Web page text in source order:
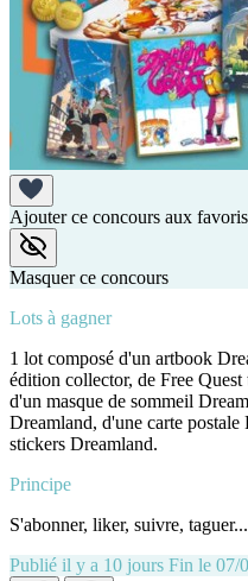
Ajouter ce concours aux favoris
Masquer ce concours
Lots à gagner
1 lot composé d'un artbook
édition collector, de Free
d'un masque de sommeil
Dreamland, d'une carte postale
stickers Dreamland.
Principe
S'abonner, liker, suivre, taguer...
Publié il y a 10 jours Fin le 07/